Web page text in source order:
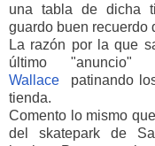
una tabla de dicha
guardo buen recuerdo
La razón por la que
último
Wallace
patinando
tienda.
Comento lo mismo
del skatepark de